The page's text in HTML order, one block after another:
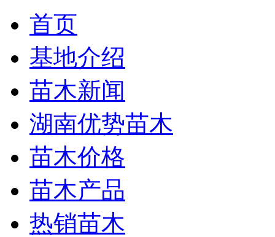
首页
基地介绍
苗木新闻
湖南优势苗木
苗木价格
苗木产品
热销苗木